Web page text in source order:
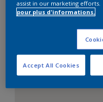
assist in our marketing efforts.
pour plus d'informations.
Accept All Cookies